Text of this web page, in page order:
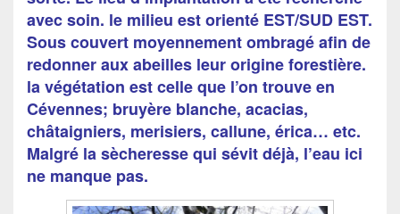
avec soin. le milieu est orienté EST/SUD EST.
Sous couvert moyennement ombragé afin de
redonner aux abeilles leur origine forestière.
la végétation est celle que l’on trouve en
Cévennes; bruyère blanche, acacias,
châtaigniers, merisiers, callune, érica… etc.
Malgré la sècheresse qui sévit déjà, l’eau ici
ne manque pas.